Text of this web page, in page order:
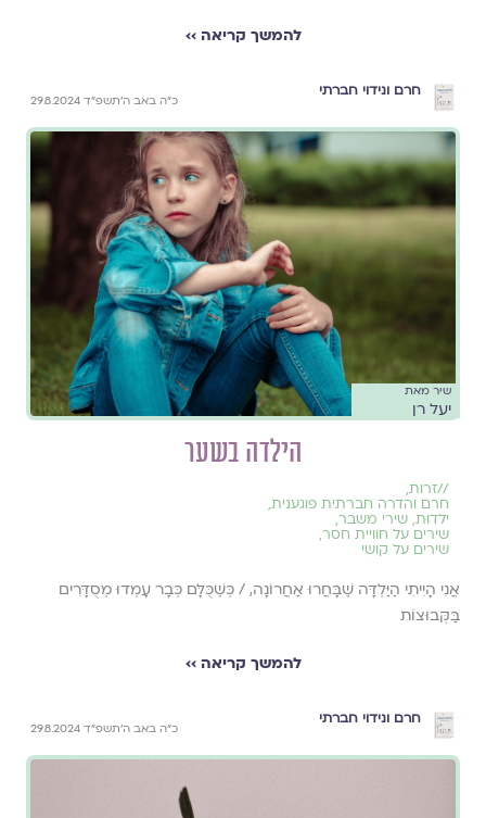
להמשך קריאה ››
חרם ונידוי חברתי
כ״ה באב ה׳תשפ״ד 29.8.2024
שיר מאת
יעל רן
הילדה בשער
//זרות,
חרם והדרה חברתית פוגענית,
ילדוּת, שירי משבר,
שירים על חוויית חסר,
שירים על קושי
אֲנִי הָיִיתִי הַיַּלְדָּה שֶׁבָּחֲרוּ אַחֲרוֹנָה, / כְּשֶׁכֻּלָּם כְּבָר עָמְדוּ מְסֻדָּרִים
בַּקְּבוּצוֹת
להמשך קריאה ››
חרם ונידוי חברתי
כ״ה באב ה׳תשפ״ד 29.8.2024